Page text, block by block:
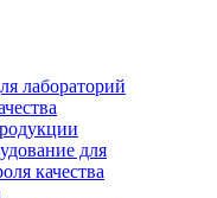
лабораторий
для
качества